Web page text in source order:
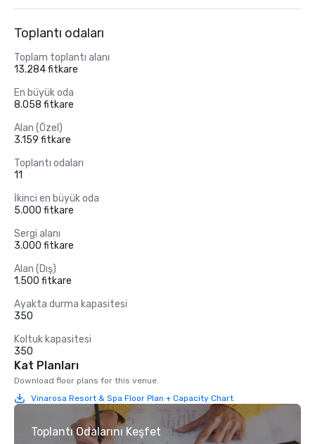
Toplantı odaları
Toplam toplantı alanı
13.284 fitkare
En büyük oda
8.058 fitkare
Alan (Özel)
3.159 fitkare
Toplantı odaları
11
İkinci en büyük oda
5.000 fitkare
Sergi alanı
3.000 fitkare
Alan (Dış)
1.500 fitkare
Ayakta durma kapasitesi
350
Koltuk kapasitesi
350
Kat Planları
Download floor plans for this venue.
Vinarosa Resort & Spa Floor Plan + Capacity Chart
Toplantı Odalarını Keşfet